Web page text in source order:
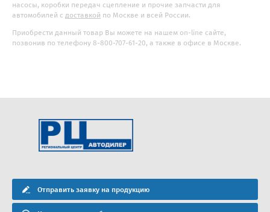
насосы, коробки передач сцепление и прочие запчасти для
автомобилей с доставкой по Москве и всей России.
Приобрести данный товар Вы можете на нашем on-line сайте,
позвонив по телефону 8-800-707-61-20, а также в офисе в Москве.
Отправить заявку на продукцию